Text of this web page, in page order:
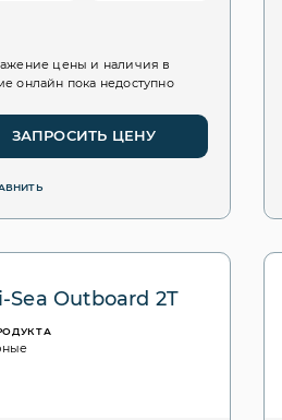
цены и наличия в
онлайн пока недоступно
ЗАПРОСИТЬ ЦЕНУ
Sea Outboard 2T